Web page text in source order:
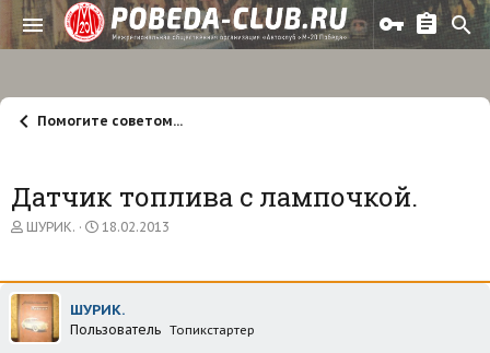
Помогите советом...
Датчик топлива с лампочкой.
А
о
р
т
е
ШУРИК.
Д
а
а
ч
18.02.2013
ШУРИК.
Пользователь Топикстартер